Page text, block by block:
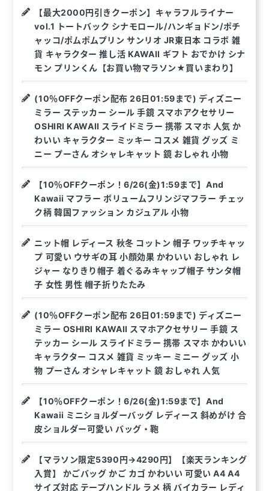
【最大2000円引きクーポン】キャラフルライナー
vol.1 トートバック シナモロール/ハンギョドン/ポチ
ャッコ/ポムポムプリン サンリオ JR東日本 コラボ 雑
貨 キャラクター 推し活 KAWAII ギフト おでかけ シナ
モン プリンくん【お買い物マラソン★買いまわり】
(10％OFFクーポン配布 26日01:59まで) ディズニー
ミラー ステッカー シール 手鏡 スマホアクセサリー
OSHIRI KAWAII スライドミラー 携帯 スマホ 人気 か
わいい キャラクター ミッキー コスメ 雑貨 グッズ ミ
ニー プーさん オシャレキャット 鏡 おしゃれ 小物
【10％OFFクーポン！6/26(金)1:59まで】And
Kawaii マフラー ボリュームフリンジマフラー チェッ
ク柄 韓国ファッション カジュアル 小物
ニット帽 レディース 秋冬 コットン 帽子 ワッチキャッ
プ 可愛い ウサギの耳 小顔効果 かわいい おしゃれ レ
ジャー なりきり帽子 着ぐるみキャップ帽子 サンタ帽
子 女性 男性 帽子折りたたみ
(10％OFFクーポン配布 26日01:59まで) ディズニー
ミラー OSHIRI KAWAII スマホアクセサリー 手鏡 ス
テッカー シール スライドミラー 携帯 スマホ かわいい
キャラクター コスメ 雑貨 ミッキー ミニー グッズ 小
物 プーさん オシャレキャット 鏡 おしゃれ 人気
【10％OFFクーポン！6/26(金)1:59まで】And
Kawaii ミニショルダーバッグ レディース 斜めがけ 合
皮ショルダー可愛い バッグ・鞄
【マラソン限定5390円→4290円】【楽天ランキング
入賞】 かごバッグ かご カゴ かわいい 可愛い A4 A4
サイズ対応 テープハンドル ラメ 柄 バイカラー レディ